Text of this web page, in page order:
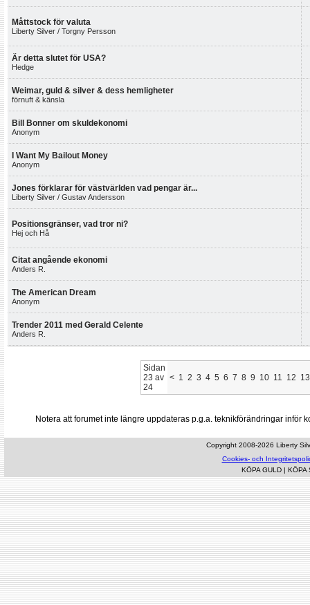
Måttstock för valuta
Liberty Silver / Torgny Persson
Är detta slutet för USA?
Hedge
Weimar, guld & silver & dess hemligheter
förnuft & känsla
Bill Bonner om skuldekonomi
Anonym
I Want My Bailout Money
Anonym
Jones förklarar för västvärlden vad pengar är...
Liberty Silver / Gustav Andersson
Positionsgränser, vad tror ni?
Hej och Hå
Citat angående ekonomi
Anders R.
The American Dream
Anonym
Trender 2011 med Gerald Celente
Anders R.
Sidan
23 av
24
< 1 2 3 4 5 6 7 8 9 10 11 12 13
Notera att forumet inte längre uppdateras p.g.a. teknikförändringar inför
Copyright 2008-2026 Liberty
Cookies- och
KÖPA GULD| KÖPA